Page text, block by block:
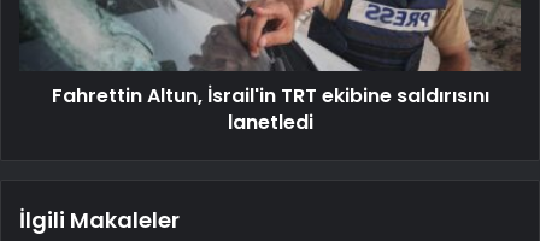
Fahrettin Altun, İsrail'in TRT ekibine saldırısını
lanetledi
İlgili Makaleler